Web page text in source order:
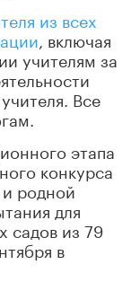
из всех
, включая
учителям за
Все
этапа
конкурса
родной
для
садов из 79
в